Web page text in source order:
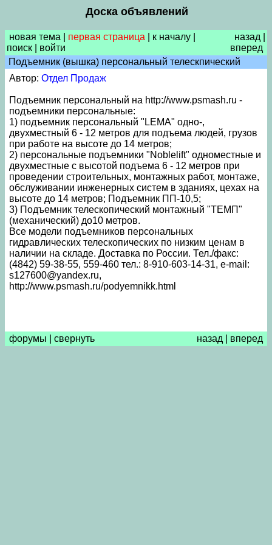
Доска объявлений
новая тема первая страница к началу
поиск
войти
назад
вперед
Подъемник (вышка) персональный телескпический
Автор: Отдел Продаж
Подъемник персональный на http://www.psmash.ru -
подъемники персональные:
1) подъемник персональный "LEMA" одно-,
двухместный 6 - 12 метров для подъема людей, грузов
при работе на высоте до 14 метров;
2) персональные подъемники "Noblelift" одноместные и
двухместные с высотой подъема 6 - 12 метров при
проведении строительных, монтажных работ, монтаже,
обслуживании инженерных систем в зданиях, цехах на
высоте до 14 метров; Подъемник ПП-10,5;
3) Подъемник телескопический монтажный "ТЕМП"
(механический) до10 метров.
Все модели подъемников персональных
гидравлических телескопических по низким ценам в
наличии на складе. Доставка по России. Тел./факс:
(4842) 59-38-55, 559-460 тел.: 8-910-603-14-31, e-mail:
s127600@yandex.ru,
http://www.psmash.ru/podyemnikk.html
форумы свернуть назад вперед